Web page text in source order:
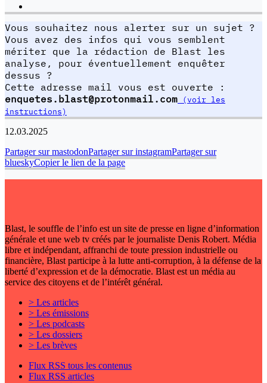
Vous souhaitez nous alerter sur un sujet ?
Vous avez des infos qui vous semblent
mériter que la rédaction de Blast les
analyse, pour éventuellement enquêter
dessus ?
Cette adresse mail vous est ouverte :
enquetes.blast@protonmail.com (voir les
instructions)
12.03.2025
Partager sur mastodonPartager sur instagramPartager sur
blueskyCopier le lien de la page
Blast, le souffle de l’info est un site de presse en ligne d’information
générale et une web tv créés par le journaliste Denis Robert. Média
libre et indépendant, affranchi de toute pression industrielle ou
financière, Blast participe à la lutte anti-corruption, à la défense de la
liberté d’expression et de la démocratie. Blast est un média au
service des citoyens et de l’intérêt général.
> Les articles
> Les émissions
> Les podcasts
> Les dossiers
> Les brèves
Flux RSS tous les contenus
Flux RSS articles